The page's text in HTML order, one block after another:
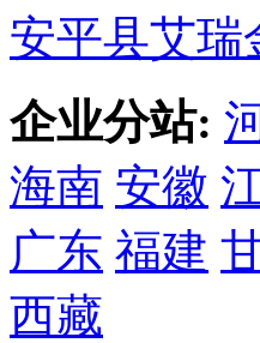
安平县艾瑞
企业分站:
海南 安徽
广东 福建
西藏